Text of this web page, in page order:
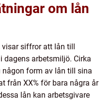
om lån
siffror att lån till
arbetsmiljö. Cirka
någon form av lån till sina
från XX% för bara några år
lån kan arbetsgivare